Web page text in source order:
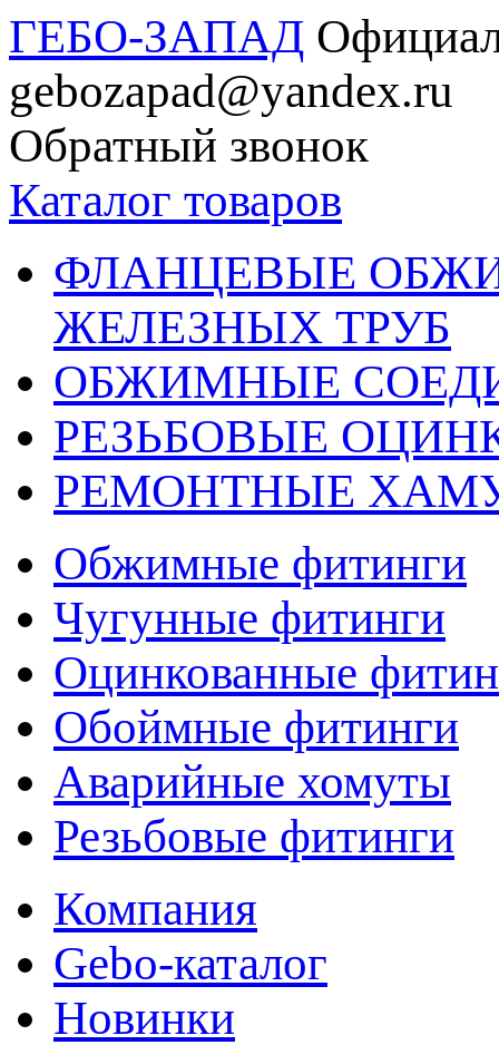
ГЕБО-ЗАПАД
gebozapad@yandex.ru
Обратный звонок
Каталог товаров
ФЛАНЦЕВЫЕ
ЖЕЛЕЗНЫХ ТРУБ
ОБЖИМНЫЕ
РЕЗЬБОВЫЕ
РЕМОНТНЫЕ
Обжимные фитинги
Чугунные фитинги
Оцинкованные
Обоймные фитинги
Аварийные хомуты
Резьбовые фитинги
Компания
Gebo-каталог
Новинки